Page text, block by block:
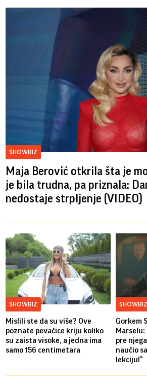
SHOWBIZ
Maja Berović otkrila šta je
je bila trudna, pa priznala:
nedostaje strpljenje (VIDEO)
SHOWBIZ
Mislili ste da su više? Ove
poznate pevačice kriju koliko
su zaista visoke, a jedna ima
samo 156 centimetara
SHOWBIZ
Gorkem
Marselu:
pre
naučio
lekciju!“